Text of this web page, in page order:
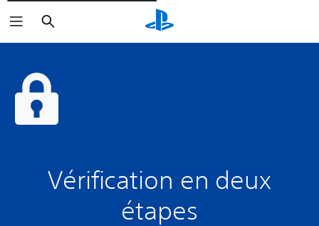
Rechercher
Vérification en deux
étapes